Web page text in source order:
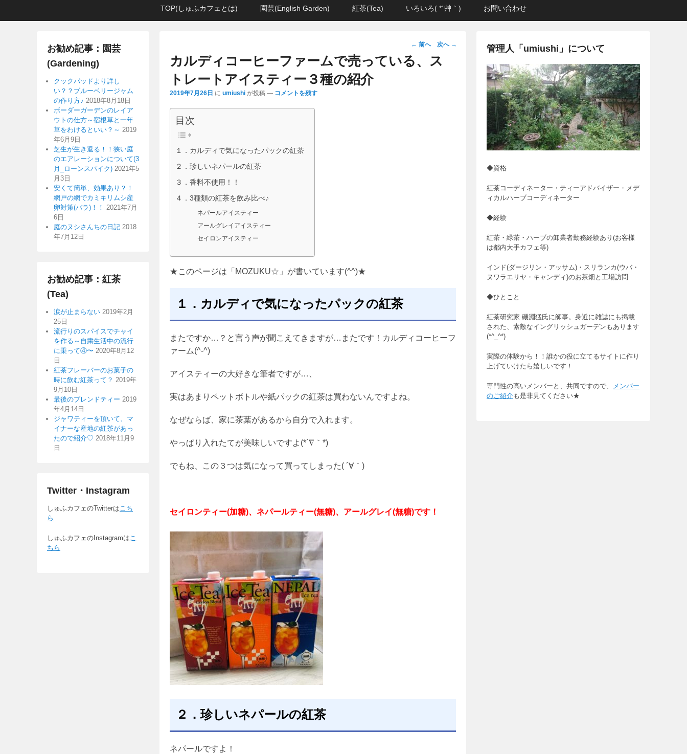
TOP(しゅふカフェとは) 園芸(English Garden) 紅茶(Tea) いろいろ( *´艸｀) お問い合わせ
投
稿
ナ
← 前へ 次へ →
カルディコーヒーファームで売っている、ス
トレートアイスティー３種の紹介
2019年7月26日 に umiushi が投稿 — コメントを残す
目次
１．カルディで気になったパックの紅茶
２．珍しいネパールの紅茶
３．香料不使用！！
４．3種類の紅茶を飲み比べ♪
ネパールアイスティー
アールグレイアイスティー
セイロンアイスティー
★このページは「MOZUKU☆」が書いています(^^)★
１．カルディで気になったパックの紅茶
またですか…？と言う声が聞こえてきますが…またです！カルディコーヒーフ
ァーム(^-^)
アイスティーの大好きな筆者ですが…、
実はあまりペットボトルや紙パックの紅茶は買わないんですよね。
なぜならば、家に茶葉があるから自分で入れます。
やっぱり入れたてが美味しいですよ(*´∇｀*)
でもね、この３つは気になって買ってしまった( ´∀｀)
セイロンティー(加糖)、ネパールティー(無糖)、アールグレイ(無糖)です！
２．珍しいネパールの紅茶
ネパールですよ！
管理人「umiushi」について
◆資格
紅茶コーディネーター・ティーアドバイザー・メデ
ィカルハーブコーディネーター
◆経験
紅茶・緑茶・ハーブの卸業者勤務経験あり(お客様
は都内大手カフェ等)
インド(ダージリン・アッサム)・スリランカ(ウバ・
ヌワラエリヤ・キャンディ)のお茶畑と工場訪問
◆ひとこと
紅茶研究家 磯淵猛氏に師事。身近に雑誌にも掲載
された、素敵なイングリッシュガーデンもあります
(*^_^*)
実際の体験から！！誰かの役に立てるサイトに作り
上げていけたら嬉しいです！
専門性の高いメンバーと、共同ですので、
メンバー
のご紹介も是非見てください★
お勧め記事：園芸
(Gardening)
クックパッドより詳し
い？？ブルーベリージャム
の作り方♪ 2018年8月18日
ボーダーガーデンのレイア
ウトの仕方～宿根草と一年
草をわけるといい？～ 2019
年6月9日
芝生が生き返る！！狭い庭
のエアレーションについて(3
月_ローンスパイク) 2021年5
月3日
安くて簡単、効果あり？！
網戸の網でカミキリムシ産
卵対策(バラ)！！ 2021年7月
6日
庭のヌシさんちの日記 2018
年7月12日
お勧め記事：紅茶
(Tea)
涙が止まらない 2019年2月
25日
流行りのスパイスでチャイ
を作る～自粛生活中の流行
に乗って④〜 2020年8月12
日
紅茶フレーバーのお菓子の
時に飲む紅茶って？ 2019年
9月10日
最後のブレンドティー 2019
年4月14日
ジャワティーを頂いて、マ
イナーな産地の紅茶があっ
たので紹介♡ 2018年11月9
日
Twitter・Instagram
しゅふカフェのTwitterはこち
ら
しゅふカフェのInstagramはこ
ちら